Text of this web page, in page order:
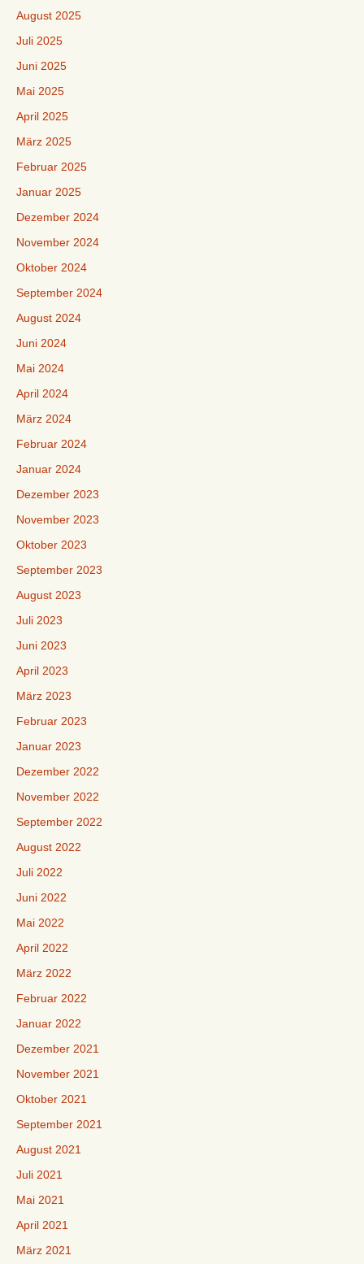
August 2025
Juli 2025
Juni 2025
Mai 2025
April 2025
März 2025
Februar 2025
Januar 2025
Dezember 2024
November 2024
Oktober 2024
September 2024
August 2024
Juni 2024
Mai 2024
April 2024
März 2024
Februar 2024
Januar 2024
Dezember 2023
November 2023
Oktober 2023
September 2023
August 2023
Juli 2023
Juni 2023
April 2023
März 2023
Februar 2023
Januar 2023
Dezember 2022
November 2022
September 2022
August 2022
Juli 2022
Juni 2022
Mai 2022
April 2022
März 2022
Februar 2022
Januar 2022
Dezember 2021
November 2021
Oktober 2021
September 2021
August 2021
Juli 2021
Mai 2021
April 2021
März 2021